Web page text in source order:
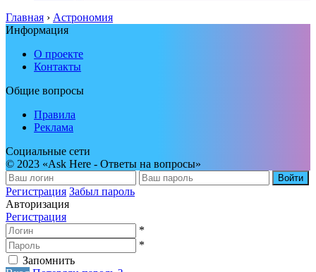
Главная › Астрономия
Информация
О проекте
Контакты
Общие вопросы
Правила
Реклама
Социальные сети
© 2023 «Ask Here - Ответы на вопросы»
Войти
Регистрация Забыл пароль
Авторизация
Регистрация
*
*
Запомнить